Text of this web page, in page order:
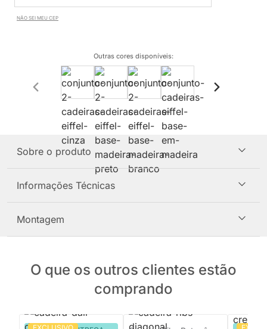
NÃO SEI MEU CEP
Outras cores disponíveis:
Sobre o produto
Informações Técnicas
Montagem
O que os outros clientes estão
comprando